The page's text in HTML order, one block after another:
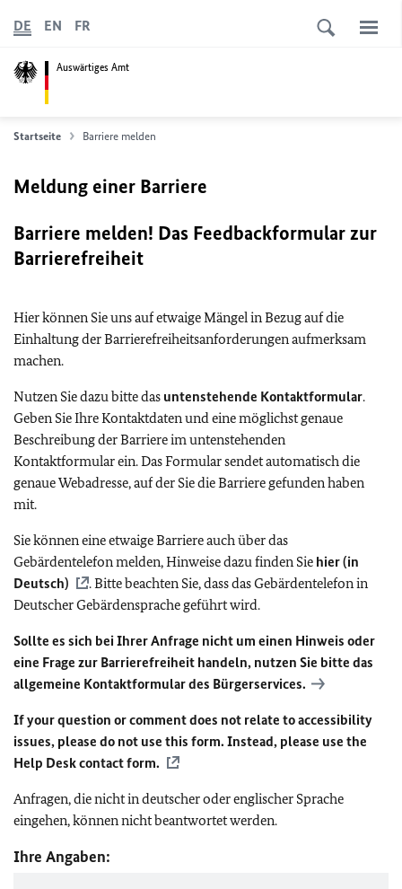
Auswärtiges Amt
DE EN FR
Startseite Barriere melden
Meldung einer Barriere
Barriere melden! Das Feedbackformular zur
Barrierefreiheit
Hier können Sie uns auf etwaige Mängel in Bezug auf die
Einhaltung der Barrierefreiheitsanforderungen aufmerksam
machen.
Nutzen Sie dazu bitte das untenstehende Kontaktformular.
Geben Sie Ihre Kontaktdaten und eine möglichst genaue
Beschreibung der Barriere im untenstehenden
Kontaktformular ein. Das Formular sendet automatisch die
genaue Webadresse, auf der Sie die Barriere gefunden haben
mit.
Sie können eine etwaige Barriere auch über das
Gebärdentelefon melden, Hinweise dazu finden Sie hier (in
Deutsch)
. Bitte beachten Sie, dass das Gebärdentelefon in
Deutscher Gebärdensprache geführt wird.
Sollte es sich bei Ihrer Anfrage nicht um einen Hinweis oder
eine Frage zur Barrierefreiheit handeln, nutzen Sie bitte das
allgemeine Kontaktformular des Bürgerservices.
If your question or comment does not relate to accessibility
issues, please do not use this form. Instead, please use the
Help Desk contact form.
Anfragen, die nicht in deutscher oder englischer Sprache
eingehen, können nicht beantwortet werden.
Ihre Angaben: